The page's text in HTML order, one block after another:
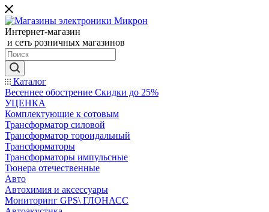
Интернет-магазин
и сеть розничных магазинов
Каталог
Весеннее обострение Скидки до 25%
УЦЕНКА
Комплектующие к сотовым
Трансформатор силовой
Трансформатор тороидальный
Трансформаторы
Трансформаторы импульсные
Тюнера отечественные
Авто
Автохимия и аксессуары
Мониторинг GPS\ ГЛОНАСС